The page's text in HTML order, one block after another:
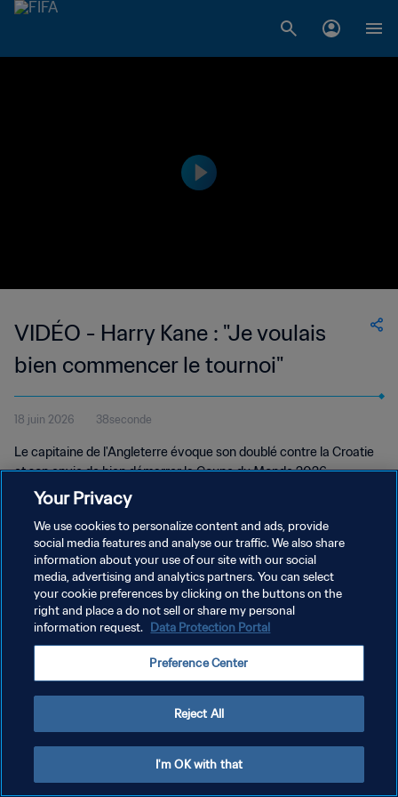
VIDÉO - Harry Kane : "Je voulais
bien commencer le tournoi"
18 juin 2026 38seconde
Le capitaine de l'Angleterre évoque son doublé contre la Croatie
et son envie de bien démarrer la Coupe du Monde 2026.
POLITIQUE DE CONFIDENTIALITÉ
CONDITIONS D'UTILISATION
GÉRER VOS PRÉFÉRENCES SUR LES COOKIES
Your Privacy
We use cookies to personalize content and ads, provide
social media features and analyse our traffic. We also share
information about your use of our site with our social
media, advertising and analytics partners. You can select
your cookie preferences by clicking on the buttons on the
right and place a do not sell or share my personal
information request. Data Protection Portal
Preference Center
Reject All
I'm OK with that